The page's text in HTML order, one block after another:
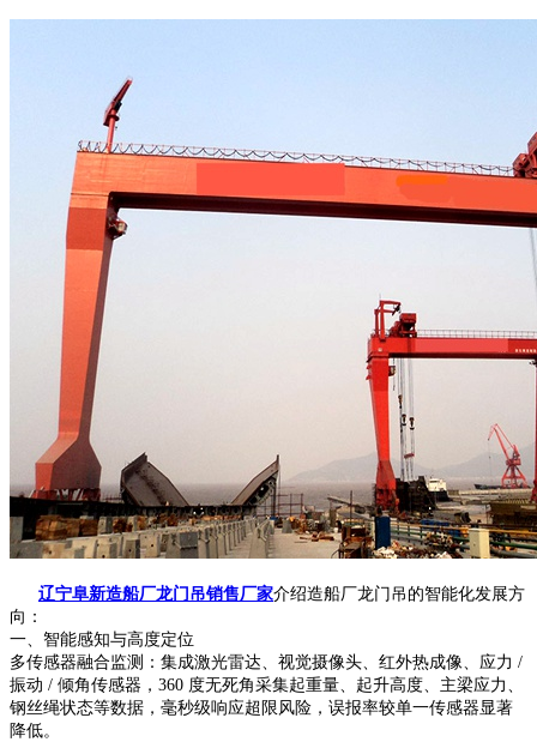
辽宁阜新造船厂龙门吊销售厂家介绍造船厂龙门吊的智能化发展方
向：
一、智能感知与高度定位
多传感器融合监测：集成激光雷达、视觉摄像头、红外热成像、应力 /
振动 / 倾角传感器，360 度无死角采集起重量、起升高度、主梁应力、
钢丝绳状态等数据，毫秒级响应超限风险，误报率较单一传感器显著
降低。